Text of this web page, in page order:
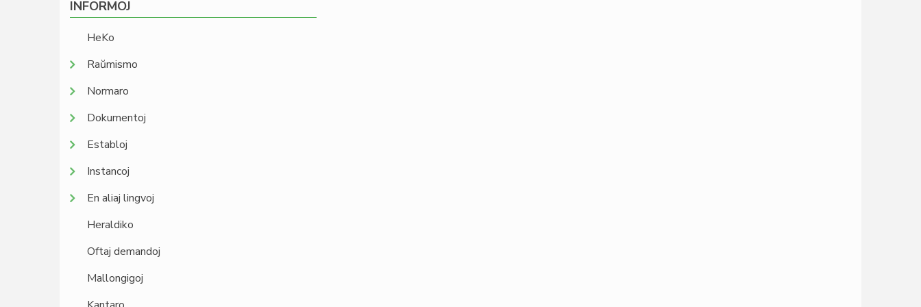
INFORMOJ
HeKo
Raŭmismo
Normaro
Dokumentoj
Establoj
Instancoj
En aliaj lingvoj
Heraldiko
Oftaj demandoj
Mallongigoj